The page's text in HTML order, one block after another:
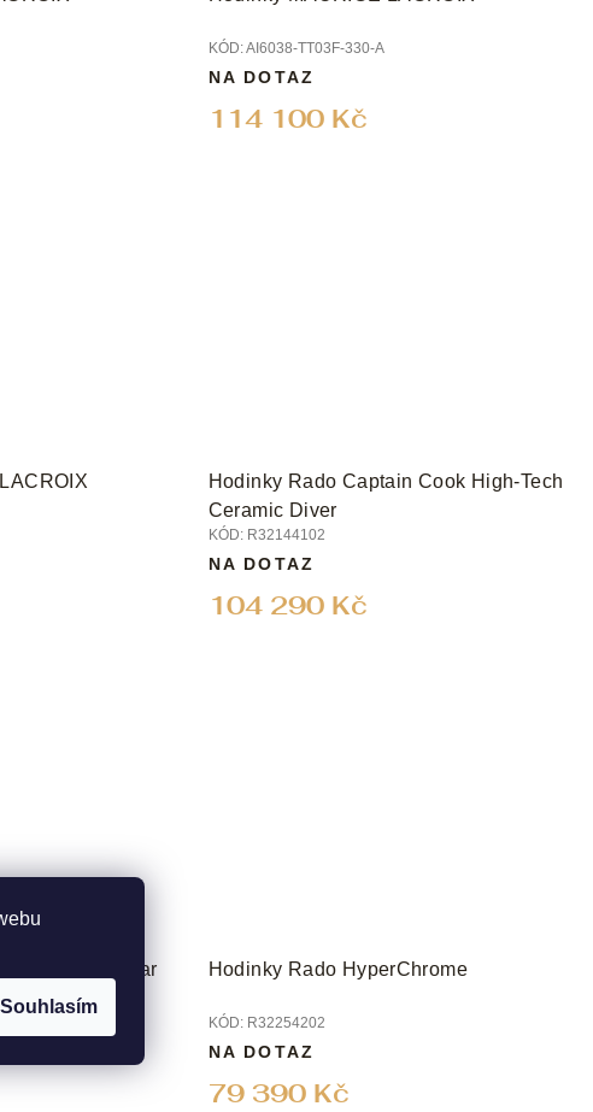
Souhlasím
KÓD:AI6038-TT03F-330-A
114 100 Kč
NA DOTAZ
Hodinky Rado Captain Cook High-Tech
Ceramic Diver
KÓD: R32144102
104 290 Kč
NA DOTAZ
Original 60-Year
Hodinky Rado HyperChrome
KÓD: R32254202
79 390 Kč
NA DOTAZ